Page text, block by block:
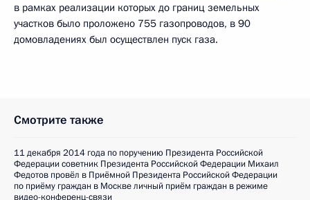
в рамках реализации которых до границ земельных
участков было проложено 755 газопроводов, в 90
домовладениях был осуществлен пуск газа.
Смотрите также
11 декабря 2014 года по поручению Президента Российской
Федерации советник Президента Российской Федерации Михаил
Федотов провёл в Приёмной Президента Российской Федерации
по приёму граждан в Москве личный приём граждан в режиме
видео-конференц-связи